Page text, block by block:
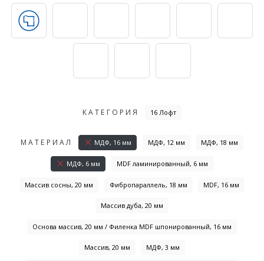
КАТЕГОРИЯ 16 Лофт
МАТЕРИАЛ МДФ, 16 мм МДФ, 12 мм МДФ, 18 мм
МДФ, 6 мм MDF ламинированный, 6 мм
Массив сосны, 20 мм Фибропараллель, 18 мм MDF, 16 мм
Массив дуба, 20 мм
Основа массив, 20 мм / Филенка MDF шпонированный, 16 мм
Массив, 20 мм МДФ, 3 мм